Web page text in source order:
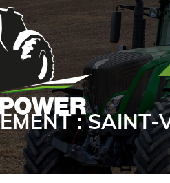
: SAINT-